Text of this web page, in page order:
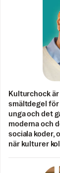
Kulturchock
smältdegel för
unga och det
moderna och
sociala koder,
när kulturer